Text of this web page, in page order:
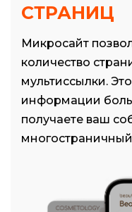
СТРАНИЦ
Микросайт
количество
мультиссылки.
информации
получаете ваш